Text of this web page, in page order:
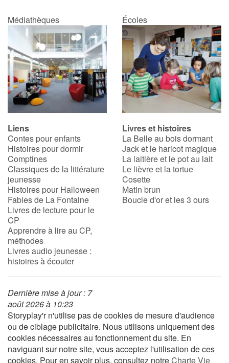
Contes d'ici et d'ailleurs
Autour de la lecture
Apprendre à lire
Livre audio
Activités et ateliers
Apprendre les langues
Dyslexie, troubles de la lecture
Nos listes de lecture
Les plus lus
Coups de coeur
Médiathèques Écoles
Liens
Contes pour enfants
Histoires pour dormir
Comptines
Classiques de la littérature
jeunesse
Histoires pour Halloween
Fables de La Fontaine
Livres de lecture pour le
CP
Apprendre à lire au CP,
méthodes
Livres audio jeunesse :
histoires à écouter
Livres et histoires
La Belle au bois dormant
Jack et le haricot magique
La laitière et le pot au lait
Le lièvre et la tortue
Cosette
Matin brun
Boucle d'or et les 3 ours
Dernière mise à jour : 7
août 2026 à 10:23
Storyplay'r n'utilise pas de cookies de mesure d'audience
ou de ciblage publicitaire. Nous utilisons uniquement des
cookies nécessaires au fonctionnement du site. En
naviguant sur notre site, vous acceptez l'utilisation de ces
cookies. Pour en savoir plus, consultez notreCharte Vie